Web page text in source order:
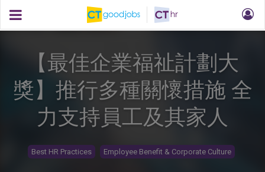
【最佳企業福祉計劃大
獎】推行多種關懷措施 全
力支持員工及其家人
Best HR Practices Employee Benefit & Corporate Culture